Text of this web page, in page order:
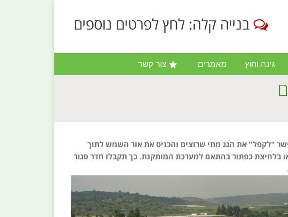
בנייה קלה: לחץ לפרטים נוספים
גינה וחוץ מאמרים צור קשר
"לקפל" את הגג מתי שרוצים והכניס את אור השמש לתוך
בלחיצת כפתור בהתאם למערכת המותקנת. כך תקבלו חדר סגור